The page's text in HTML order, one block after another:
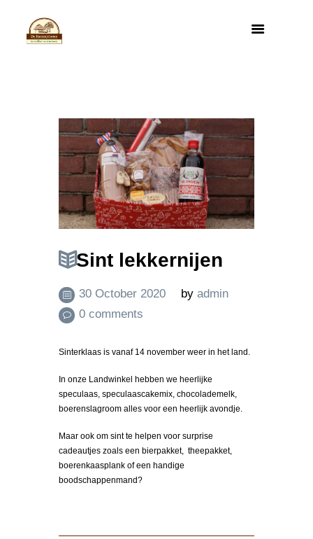
Sint lekkernijen
30 October 2020 byadmin
0 comments
Sinterklaas is vanaf 14 november weer in het land.
In onze Landwinkel hebben we heerlijke
speculaas, speculaascakemix, chocolademelk,
boerenslagroom alles voor een heerlijk avondje.
Maar ook om sint te helpen voor surprise
cadeautjes zoals een bierpakket, theepakket,
boerenkaasplank of een handige
boodschappenmand?